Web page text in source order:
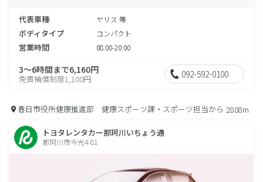
代表車種 ヤリス 等
ボディタイプ コンパクト
営業時間 08:00-20:00
3～6時間まで6,160円
免責補償制度1,100円 092-592-0100
春日市役所健康推進部 健康スポーツ課・スポーツ担当から 2808m
トヨタレンタカー那珂川いちょう通
那珂川市今光4-81